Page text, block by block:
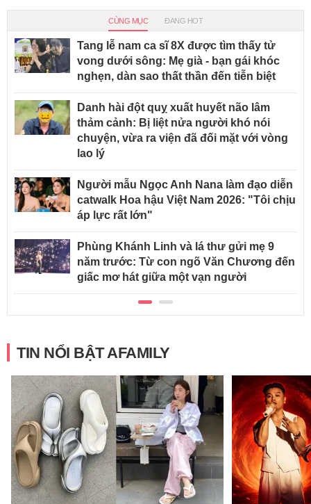
CÙNG MỤC ĐANG HOT
Tang lễ nam ca sĩ 8X được tìm thấy tử
vong dưới sông: Mẹ già - bạn gái khóc
nghẹn, dàn sao thất thần đến tiễn biệt
Danh hài đột quỵ xuất huyết não lâm
thảm cảnh: Bị liệt nửa người khó nói
chuyện, vừa ra viện đã đối mặt với vòng
lao lý
Người mẫu Ngọc Anh Nana làm đạo diễn
catwalk Hoa hậu Việt Nam 2026: "Tôi chịu
áp lực rất lớn"
Phùng Khánh Linh và lá thư gửi mẹ 9
năm trước: Từ con ngõ Văn Chương đến
giấc mơ hát giữa một vạn người
TIN NỔI BẬT AFAMILY